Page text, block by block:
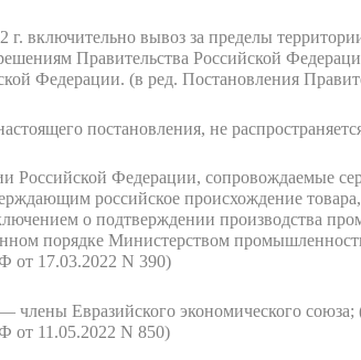
г. включительно вывоз за пределы
Правительства Российской
Федерации. (в ред. Постановления
постановления, не
Российской Федерации, сопровождаемые
российское происхождение
о подтверждении производства
порядке Министерством
от 17.03.2022 N 390)
члены Евразийского экономического союза;
от 11.05.2022 N 850)